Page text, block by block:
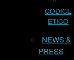
CODICE
ETICO
NEWS &
PRESS